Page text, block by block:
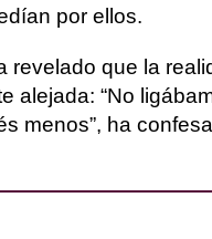
por ellos.
revelado que la
alejada: “No
menos”, ha